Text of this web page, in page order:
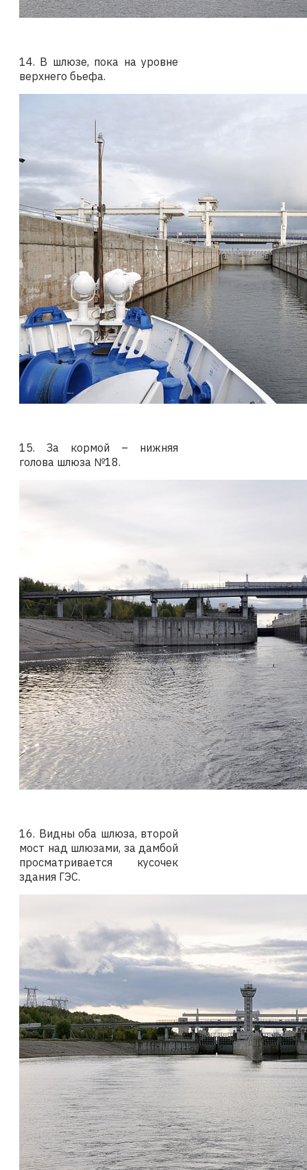
14. В шлюзе, пока на уровне
верхнего бьефа.
15. За кормой – нижняя
голова шлюза №18.
16. Видны оба шлюза, второй
мост над шлюзами, за дамбой
просматривается кусочек
здания ГЭС.